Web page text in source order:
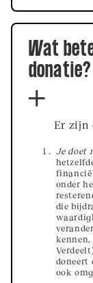
Wat
donatie?
Er zijn
Je doet
onder
die
doneert
ook